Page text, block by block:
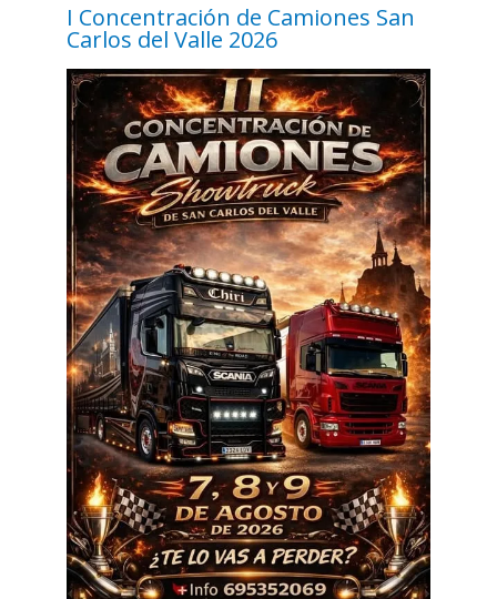
I Concentración de Camiones San
Carlos del Valle 2026